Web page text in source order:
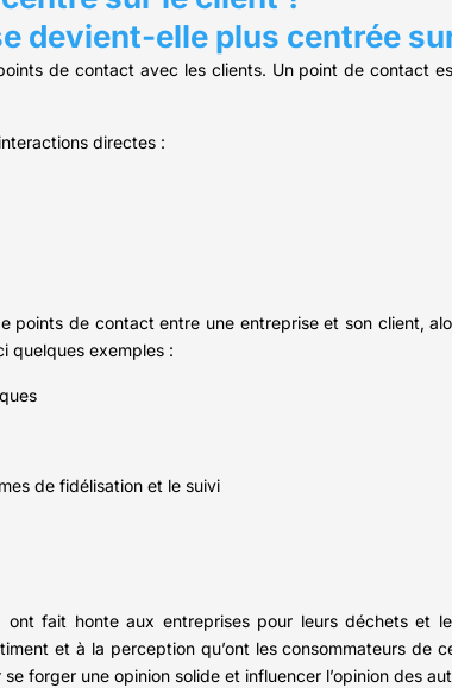
devient-elle plus centrée
de contact avec les clients. Un point de contact
directes :
points de contact entre une entreprise et son client,
quelques exemples :
de fidélisation et le suivi
ont fait honte aux entreprises pour leurs déchets
et à la perception qu’ont les consommateurs de
forger une opinion solide et influencer l’opinion des